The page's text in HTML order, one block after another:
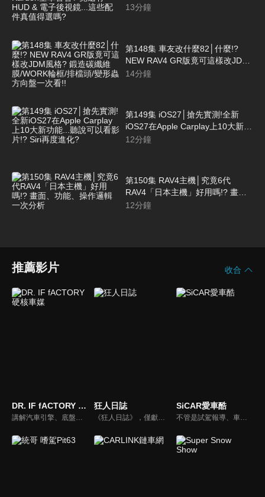
Kardon全車音響? 竟還有HUD &
13分鐘
第148集 車友改什麼82│什麼!?
NEW RAV4 GR版竟可這樣改JDM
風格? 鍛造碳纖維膜/WORK輪框/
14分鐘
第149集 iOS27│搶先實測!全新
iOS27在Apple Carplay上10大新功
能...聽說可以看影片!? Siri再度進
12分鐘
第150集 RAV4主機│究竟6代
RAV4「日本主機」好用嗎!? 畫
面、功能、操作邏輯一次分析
12分鐘
推薦影片 收合
DR. IF fACTORY 硬核車媒 狂人日誌
《狂人日誌》，僅獻給所有試著在這個數位化年代，惦記著、堅持著那份對純粹機械無止盡熱愛的熱血車狂們。
SiCAR愛車酷
不管是試駕報導、車用產品試用分享或是安全駕駛教室等等，「SiCAR愛車酷」都會不定期推出各式風格的汽車短片與你們分享。